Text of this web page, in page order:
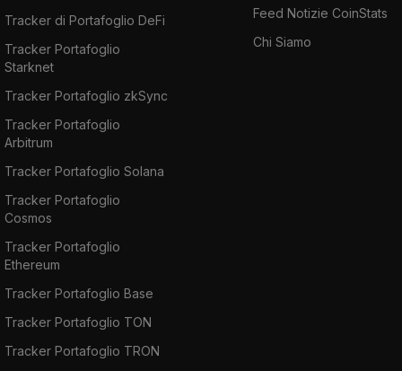
Tracker di Portafoglio DeFi
Tracker Portafoglio
Starknet
Tracker Portafoglio zkSync
Tracker Portafoglio
Arbitrum
Tracker Portafoglio Solana
Tracker Portafoglio
Cosmos
Tracker Portafoglio
Ethereum
Tracker Portafoglio Base
Tracker Portafoglio TON
Tracker Portafoglio TRON
Feed Notizie CoinStats
Chi Siamo